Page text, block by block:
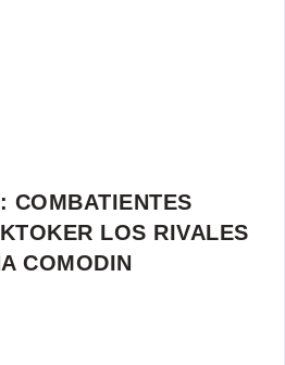
COMBATIENTES
LOS RIVALES
COMODIN